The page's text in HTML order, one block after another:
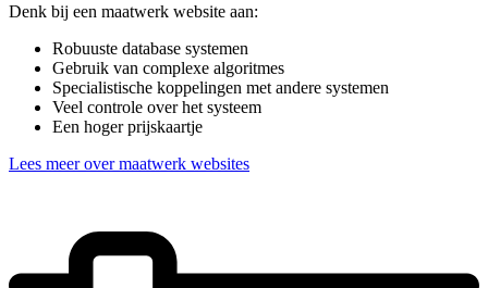
Denk bij een maatwerk website aan:
Robuuste database systemen
Gebruik van complexe algoritmes
Specialistische koppelingen met andere systemen
Veel controle over het systeem
Een hoger prijskaartje
Lees meer over maatwerk websites